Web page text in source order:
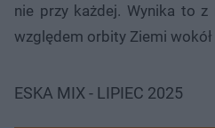
nie przy każdej. Wynika to
względem orbity Ziemi wokół
ESKA MIX - LIPIEC 2025